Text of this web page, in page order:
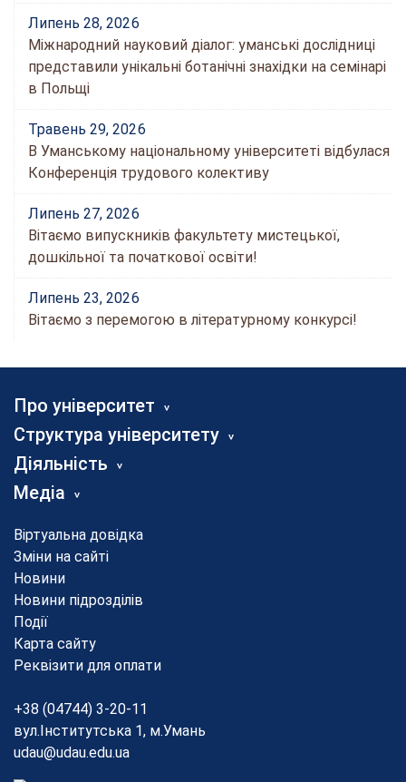
Липень 28, 2026
Міжнародний науковий діалог: уманські дослідниці
представили унікальні ботанічні знахідки на семінарі
в Польщі
Травень 29, 2026
В Уманському національному університеті відбулася
Конференція трудового колективу
Липень 27, 2026
Вітаємо випускників факультету мистецької,
дошкільної та початкової освіти!
Липень 23, 2026
Вітаємо з перемогою в літературному конкурсі!
Про університет
Структура університету
Діяльність
Медіа
Віртуальна довідка
Зміни на сайті
Новини
Новини підрозділів
Події
Карта сайту
Реквізити для оплати
+38 (04744) 3-20-11
вул.Інститутська 1, м.Умань
udau@udau.edu.ua